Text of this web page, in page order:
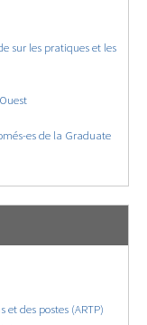
sur les pratiques et les
es de la Graduate
des postes (ARTP)